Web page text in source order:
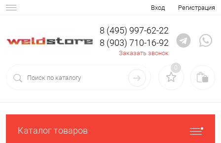
Вход Регистрация
8 (495) 997-62-22
8 (903) 710-16-92
Заказать звонок
0
Каталог товаров